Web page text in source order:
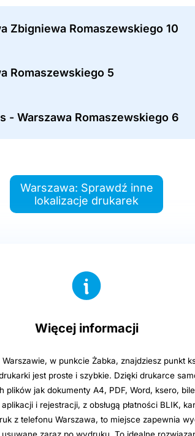
Zbigniewa Romaszewskiego 10
Romaszewskiego 5
- Warszawa Romaszewskiego 6
Warszawa: Sprawdź inne
lokalizacje drukarek
Więcej informacji
w punkcie Żabka, znajdziesz punkt
jest proste i szybkie. Dzięki drukarce
jak dokumenty A4, PDF, Word, ksero,
i rejestracji, z obsługą płatności BLIK,
z telefonu Warszawa, to miejsce zapewnia